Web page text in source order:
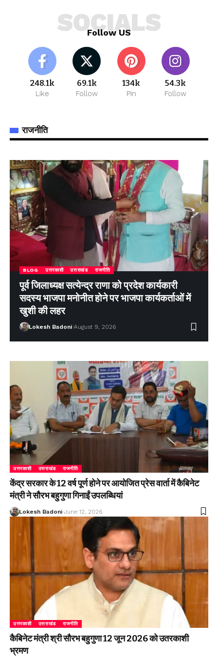
Follow US
SOCIALS
248.1k
Like
69.1k
Follow
134k
Pin
54.3k
Follow
राजनीति
BLOG उत्तरकाशी उत्तराखंड राजनीति
पूर्व जिलाध्यक्ष सत्येन्द्र राणा को प्रदेश कार्यकारी
सदस्य भाजपा मनोनीत होने पर भाजपा कार्यकर्ताओं में
खुशी की लहर
Lokesh Badoni August 9, 2026
उत्तरकाशी उत्तराखंड राजनीति
केंद्र सरकार के 12 वर्ष पूर्ण होने पर आयोजित प्रेस वार्ता में कैबिनेट
मंत्री ने सौरभ बहुगुणा गिनाईं उपलब्धियां
Lokesh Badoni June 12, 2026
उत्तरकाशी उत्तराखंड राजनीति
कैबिनेट मंत्री श्री सौरभ बहुगुणा 12 जून 2026 को उतरकाशी
भ्रमण